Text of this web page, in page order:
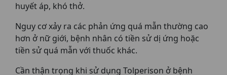
huyết áp, khó thở.
Nguy cơ xảy ra các phản ứng quá mẫn thường cao
hơn ở nữ giới, bệnh nhân có tiền sử dị ứng hoặc
tiền sử quá mẫn với thuốc khác.
Cần thận trọng khi sử dụng Tolperison ở bệnh